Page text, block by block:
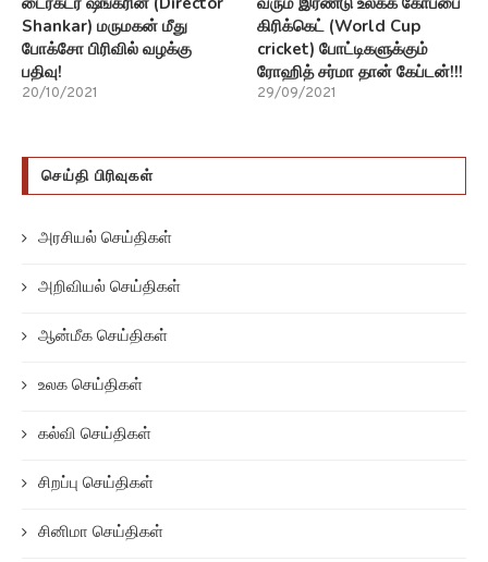
Shankar) மருமகன் மீது
போக்சோ பிரிவில் வழக்கு
பதிவு!
20/10/2021
கிரிக்கெட் (World Cup
cricket) போட்டிகளுக்கும்
ரோஹித் சர்மா தான் கேப்டன்!!!
29/09/2021
செய்தி பிரிவுகள்
அரசியல் செய்திகள்
அறிவியல் செய்திகள்
ஆன்மீக செய்திகள்
உலக செய்திகள்
கல்வி செய்திகள்
சிறப்பு செய்திகள்
சினிமா செய்திகள்